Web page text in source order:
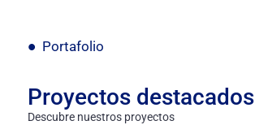
Portafolio
Proyectos destacados
Descubre nuestros proyectos